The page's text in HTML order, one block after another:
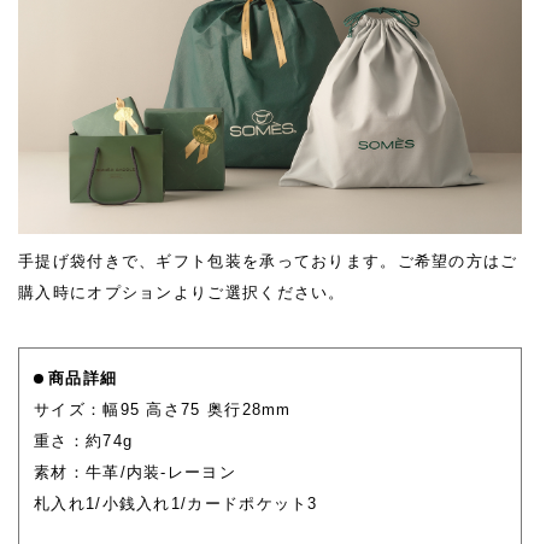
手提げ袋付きで、ギフト包装を承っております。ご希望の方はご
購入時にオプションよりご選択ください。
商品詳細
サイズ：幅95 高さ75 奥行28mm
重さ：約74g
素材：牛革/内装-レーヨン
札入れ1/小銭入れ1/カードポケット3